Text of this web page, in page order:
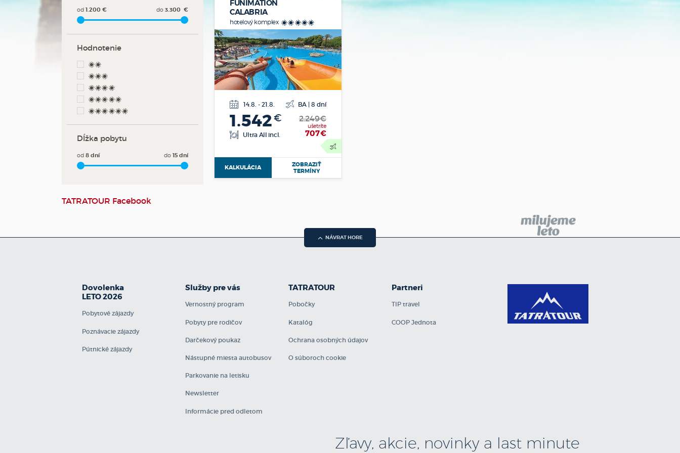
od 1.200 € do 3.300 €
Hodnotenie
**
***
****
*****
******
Dĺžka pobytu
od 8 dní do 15 dní
TATRATOUR Facebook
FUNIMATION
CALABRIA
hotelový komplex *****
14.8. - 21.8.
1.542€ 2.249€
ušetríte
707€
Ultra All incl.
letecká
doprava
BA | 8 dní
KALKULÁCIA
ZOBRAZIŤ
TERMÍNY
NÁVRAT HORE
Dovolenka
LETO 2026
Pobytové zájazdy
Poznávacie zájazdy
Pútnické zájazdy
Služby pre vás
Vernostný program
Pobyty pre rodičov
Darčekový poukaz
Nástupné miesta autobusov
Parkovanie na letisku
Newsletter
Informácie pred odletom
TATRATOUR
Pobočky
Katalóg
Ochrana osobných údajov
O súboroch cookie
Partneri
TIP travel
COOP Jednota
Zľavy, akcie, novinky a last minute